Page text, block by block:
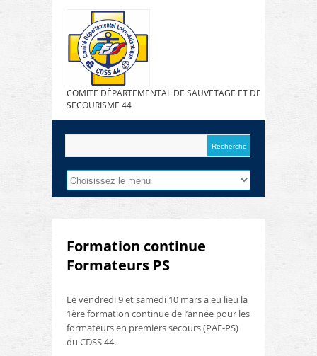
COMITÉ DÉPARTEMENTAL DE SAUVETAGE ET DE
SECOURISME 44
Formation continue
Formateurs PS
Le vendredi 9 et samedi 10 mars a eu lieu la
1ère formation continue de l’année pour les
formateurs en premiers secours (PAE-PS)
du CDSS 44.